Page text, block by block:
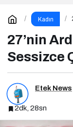
Kadın
27’nin
Sessizce
Etek News
2dk, 28sn